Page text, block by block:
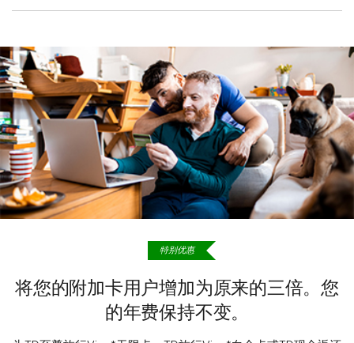
特别优惠
将您的附加卡用户增加为原来的三倍。您
的年费保持不变。